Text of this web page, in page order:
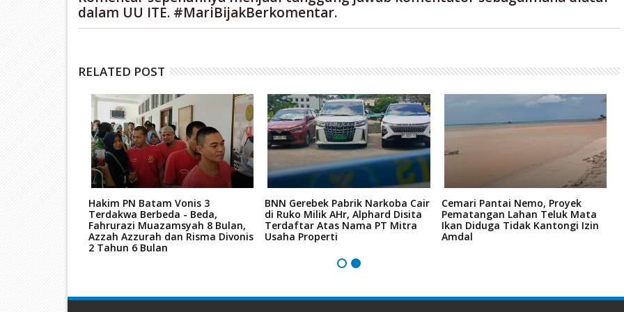
dalam UU ITE. #MariBijakBerkomentar.
RELATED POST
Hakim PN Batam Vonis 3
Terdakwa Berbeda - Beda,
Fahrurazi Muazamsyah 8 Bulan,
Azzah Azzurah dan Risma Divonis
2 Tahun 6 Bulan
BNN Gerebek Pabrik Narkoba Cair
di Ruko Milik AHr, Alphard Disita
Terdaftar Atas Nama PT Mitra
Usaha Properti
Cemari Pantai Nemo, Proyek
Pematangan Lahan Teluk Mata
Ikan Diduga Tidak Kantongi Izin
Amdal